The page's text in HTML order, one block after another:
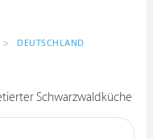
> DEUTSCHLAND
Schwarzwaldküche